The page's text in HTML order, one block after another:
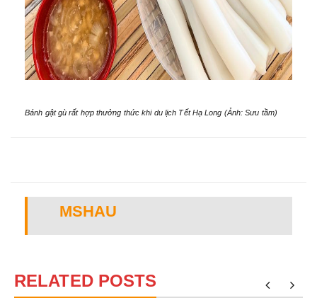
Bánh gật gù rất hợp thưởng thức khi du lịch Tết Hạ Long (Ảnh: Sưu tầm)
MSHAU
RELATED POSTS